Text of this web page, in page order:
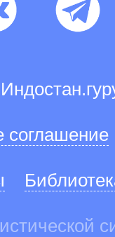
соглашение